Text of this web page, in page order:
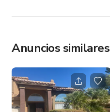
Anuncios similares